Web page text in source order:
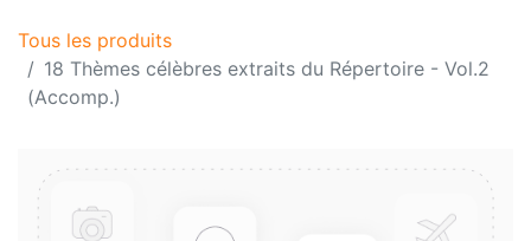
Tous les produits
18 Thèmes célèbres extraits du Répertoire - Vol.2
(Accomp.)